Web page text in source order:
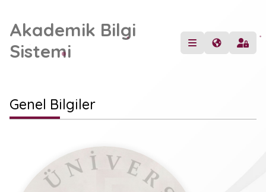
Akademik Bilgi
Sistemi
Genel Bilgiler